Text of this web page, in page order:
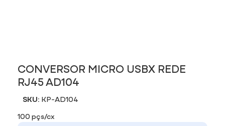
CONVERSOR MICRO USBX REDE
RJ45 AD104
SKU: KP-AD104
100 pçs/cx